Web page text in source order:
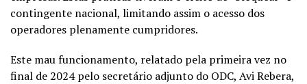
contingente nacional, limitando assim o acesso dos
operadores plenamente cumpridores.
Este mau funcionamento, relatado pela primeira vez no
final de 2024 pelo secretário adjunto do ODC, Avi Rebera,